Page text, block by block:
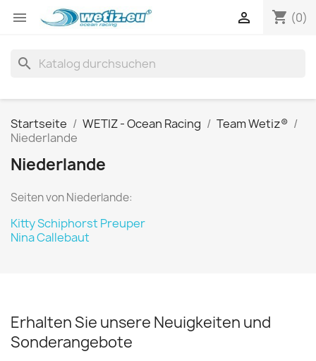
 shopping_cart (0)

search
Startseite WETIZ - Ocean Racing
Team Wetiz®
Niederlande
Niederlande
Seiten von Niederlande:
Kitty Schiphorst Preuper
Nina Callebaut
Erhalten Sie unsere Neuigkeiten und
Sonderangebote